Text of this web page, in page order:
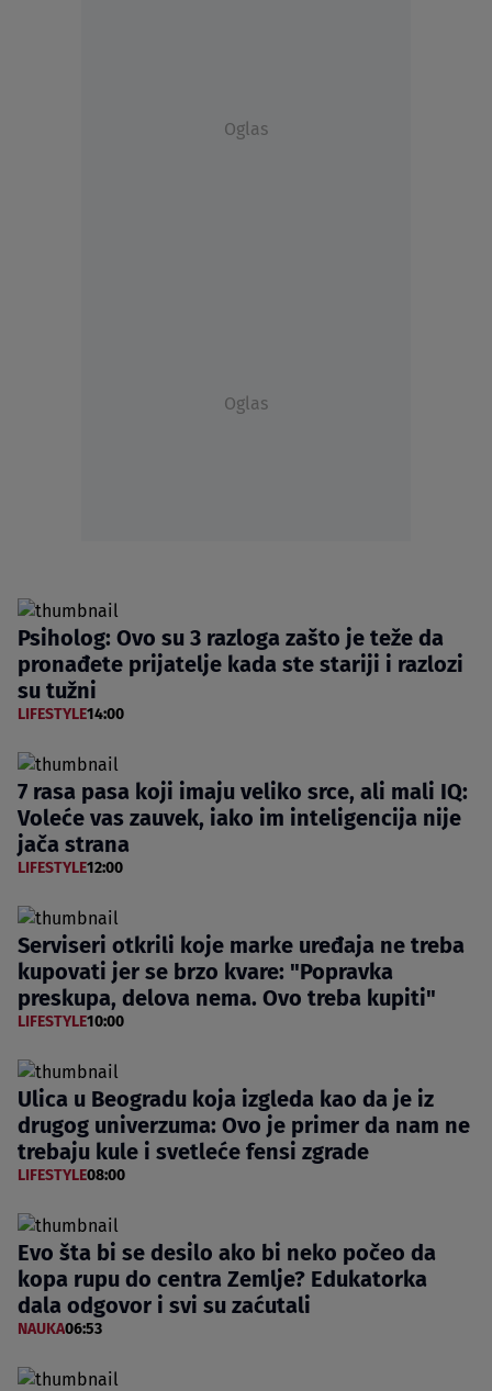
Oglas
Oglas
Psiholog: Ovo su 3 razloga zašto je teže da
pronađete prijatelje kada ste stariji i razlozi
su tužni
LIFESTYLE14:00
7 rasa pasa koji imaju veliko srce, ali mali IQ:
Voleće vas zauvek, iako im inteligencija nije
jača strana
LIFESTYLE12:00
Serviseri otkrili koje marke uređaja ne treba
kupovati jer se brzo kvare: "Popravka
preskupa, delova nema. Ovo treba kupiti"
LIFESTYLE10:00
Ulica u Beogradu koja izgleda kao da je iz
drugog univerzuma: Ovo je primer da nam ne
trebaju kule i svetleće fensi zgrade
LIFESTYLE08:00
Evo šta bi se desilo ako bi neko počeo da
kopa rupu do centra Zemlje? Edukatorka
dala odgovor i svi su zaćutali
NAUKA06:53